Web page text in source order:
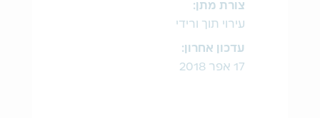
צורת מתן:
עירוי תוך ורידי
עדכון אחרון:
17 אפר 2018